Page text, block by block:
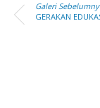
Galeri
GERAKAN